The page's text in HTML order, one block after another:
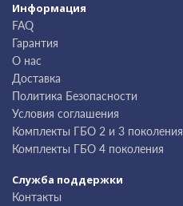
Информация
FAQ
Гарантия
О нас
Доставка
Политика Безопасности
Условия соглашения
Комплекты ГБО 2 и 3 поколения
Комплекты ГБО 4 поколения
Служба поддержки
Контакты